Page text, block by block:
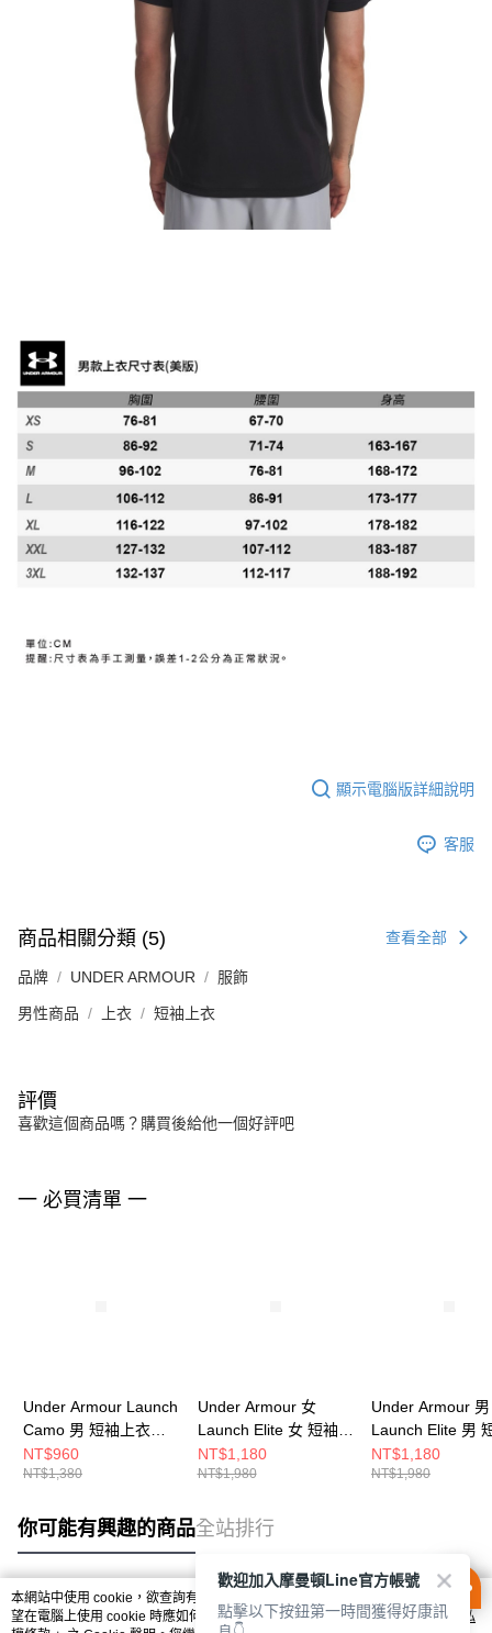
顯示電腦版詳細說明
客服
商品相關分類 (5) 查看全部
品牌 UNDER ARMOUR 服飾
男性商品 上衣 短袖上衣
評價
喜歡這個商品嗎？購買後給他一個好評吧
一 必買清單 一
Under Armour Launch
Camo 男 短袖上衣
6006098-011
NT$960
NT$1,380
Under Armour 女
Launch Elite 女 短袖上
衣 1389564-009
NT$1,180
NT$1,980
Under Armour 男
Launch Elite 男
衣 1389802-452
NT$1,180
NT$1,980
你可能有興趣的商品全站排行
熱門標籤
本網站中使用 cookie，欲查詢有關本網站使用 cookie 方式之詳情，及若您不希
望在電腦上使用 cookie 時應如何變更電腦的 cookie 設定，請參閱本網站「
隱私
歡迎加入摩曼頓Line官方帳號
點擊以下按鈕第一時間獲得好康訊